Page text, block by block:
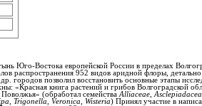
Юго-Востока европейской России в пределах
распространения 952 видов аридной флоры,
городов позволил восстановить основные этапы
«Красная книга растений и грибов
(обработал семейства Alliaceae
Trigonella Veronica Wisteria) Принял участие в